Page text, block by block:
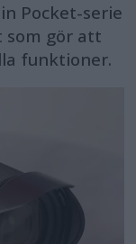
Pocket-serie
som gör att
funktioner.